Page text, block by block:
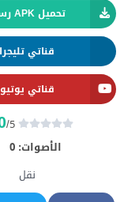
تحميل APK رسمي
قناتي
قناتي
/5
الأصوات: 0
نقل